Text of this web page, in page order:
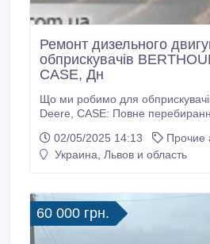
Ремонт дизельного
обприскувачiв
CASE, Дн
Що ми робимо для обприскувачiв
Deere, CASE: Повне перебирання зі зняттям Заміна
колекторноі прокладки/
ременя / ланцюга ГРМ Заміна
https://zernoua.
02/05/2025 14:13
Прочие
Украина, Львов и область
60 000 грн.